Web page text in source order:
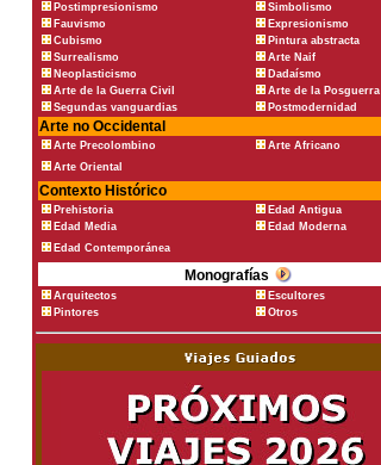
Postimpresionismo
Simbolismo
Fauvismo
Expresionismo
Cubismo
Pintura abstracta
Surrealismo
Arte Naif
Neoplasticismo
Dadaísmo
Arte de la Guerra Civil
Arte de la Posguerra
Segundas vanguardias
Postmodernidad
Arte no Occidental
Arte Precolombino
Arte Africano
Arte Oriental
Contexto Histórico
Prehistoria
Edad Antigua
Edad Media
Edad Moderna
Edad Contemporánea
Monografías
Arquitectos
Escultores
Pintores
Otros